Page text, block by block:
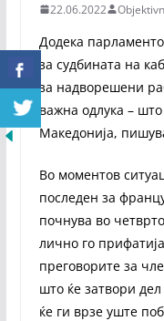
22.06.2022
Додека
за судбината на
за надворешени
важна одлука –
Македонија,
Во моментов
последен за
почнува во
лично го
преговорите за
што ќе затвори
ќе ги врзе уште